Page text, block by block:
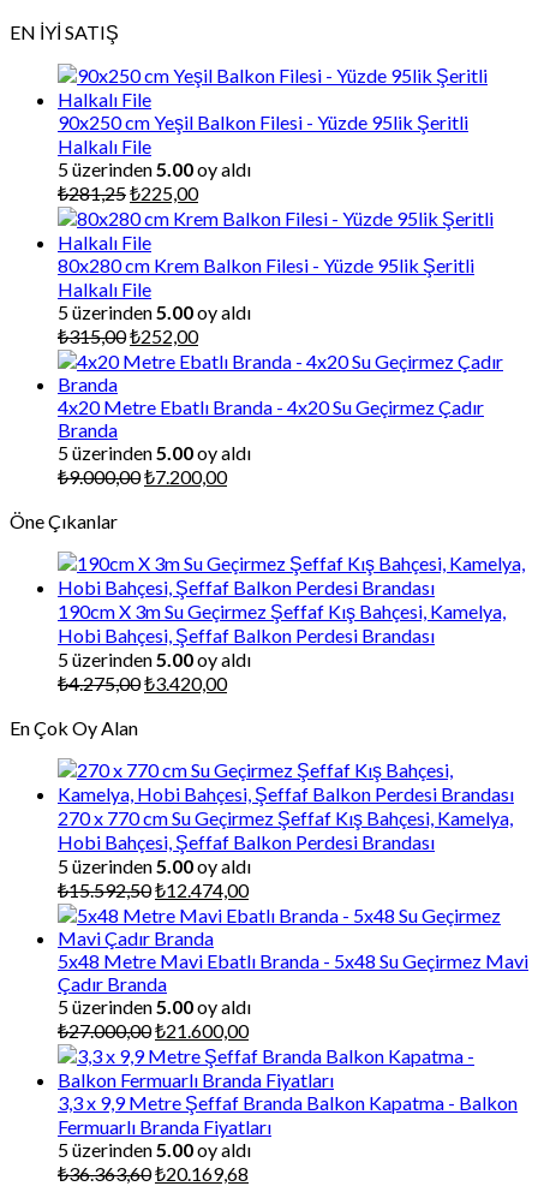
EN İYİ SATIŞ
90x250 cm Yeşil Balkon Filesi - Yüzde 95lik Şeritli
Halkalı File
5 üzerinden 5.00oy aldı
₺281,25Orijinal
fiyat:
₺281,25.
₺225,00Şu
andaki
₺225,00.
80x280 cm Krem Balkon Filesi - Yüzde 95lik Şeritli
Halkalı File
5 üzerinden 5.00oy aldı
₺315,00Orijinal
fiyat:
₺252,00Şu
andaki
₺252,00.
4x20 Metre Ebatlı Branda - 4x20 Su Geçirmez Çadır
Branda
5 üzerinden 5.00oy aldı
₺9.000,00Orijinal
₺7.200,00Şu
Öne Çıkanlar
190cm X 3m Su Geçirmez Şeffaf Kış Bahçesi, Kamelya,
Hobi Bahçesi, Şeffaf Balkon Perdesi Brandası
5 üzerinden 5.00oy aldı
₺4.275,00Orijinal
₺3.420,00Şu
En Çok Oy Alan
270 x 770 cm Su Geçirmez Şeffaf Kış Bahçesi, Kamelya,
Hobi Bahçesi, Şeffaf Balkon Perdesi Brandası
5 üzerinden 5.00oy aldı
₺15.592,50Orijinal
fiyat:
₺15.592,50.
₺12.474,00Şu
andaki
₺12.474,00.
5x48 Metre Mavi Ebatlı Branda - 5x48 Su Geçirmez Mavi
Çadır Branda
5 üzerinden 5.00oy aldı
₺27.000,00Orijinal
fiyat:
₺27.000,00.
₺21.600,00Şu
andaki
fiyat:
₺21.600,00.
3,3 x 9,9 Metre Şeffaf Branda Balkon Kapatma - Balkon
Fermuarlı Branda Fiyatları
5 üzerinden 5.00oy aldı
₺36.363,60Orijinal
₺20.169,68